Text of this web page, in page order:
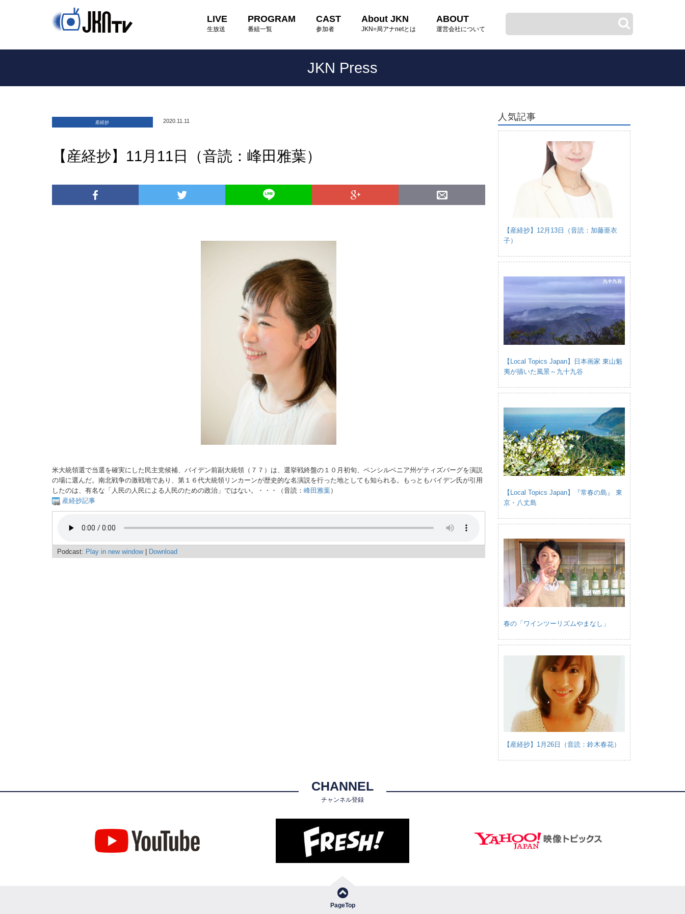
LIVE
生放送
PROGRAM
番組一覧
CAST
参加者
About JKN
JKN=局アナnetとは
ABOUT
運営会社について
JKN Press
産経抄 2020.11.11
【産経抄】11月11日（音読：峰田雅葉）
米大統領選で当選を確実にした民主党候補、バイデン前副大統領（７７）は、選挙戦終盤の１０月初旬、ペンシルベニア州ゲティズバーグを演説
の場に選んだ。南北戦争の激戦地であり、第１６代大統領リンカーンが歴史的な名演説を行った地としても知られる。もっともバイデン氏が引用
したのは、有名な「人民の人民による人民のための政治」ではない。・・・（音読： 峰田雅葉）
産経抄記事
Podcast: Play in new window| Download
人気記事
【産経抄】12月13日（音読：加藤亜衣
子）
【Local Topics Japan】日本画家 東山魁
夷が描いた風景～九十九谷
【Local Topics Japan】『常春の島』 東
京・八丈島
春の「ワインツーリズムやまなし」
【産経抄】1月26日（音読：鈴木春花）
CHANNEL
チャンネル登録
PageTop